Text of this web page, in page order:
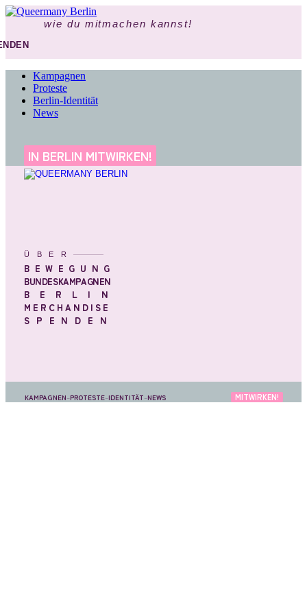
wie du mitmachen kannst!
Kampagnen
Proteste
Berlin-Identität
News
IN BERLIN MITWIRKEN!
ÜBER
BEWEGUNG
BUNDESKAMPAGNEN
BERLIN
MERCHANDISE
SPENDEN
KAMPAGNEN–PROTESTE–IDENTITÄT–NEWS MITWIRKEN!